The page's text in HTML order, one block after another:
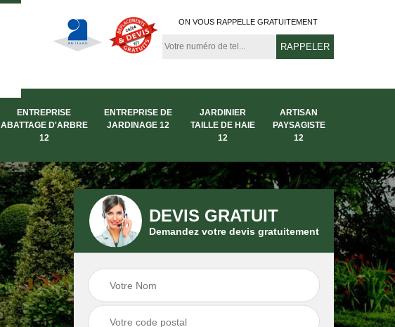
ON VOUS RAPPELLE GRATUITEMENT
ENTREPRISE
ABATTAGE D'ARBRE
12
ENTREPRISE DE
JARDINAGE 12
JARDINIER
TAILLE DE HAIE
12
ARTISAN
PAYSAGISTE
12
DEVIS GRATUIT
Demandez votre devis gratuitement